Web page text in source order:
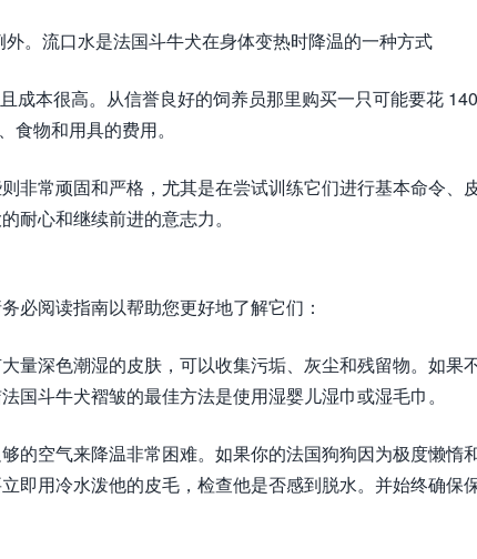
。流口水是法国斗牛犬在身体变热时降温的一种方式
成本很高。从信誉良好的饲养员那里购买一只可能要花
物和用具的费用。
非常顽固和严格，尤其是在尝试训练它们进行基本命令、
耐心和继续前进的意志力。
必阅读指南以帮助您更好地了解它们：
量深色潮湿的皮肤，可以收集污垢、灰尘和残留物。如果
斗牛犬褶皱的最佳方法是使用湿婴儿湿巾或湿毛巾。
的空气来降温非常困难。如果你的法国狗狗因为极度懒惰
即用冷水泼他的皮毛，检查他是否感到脱水。并始终确保